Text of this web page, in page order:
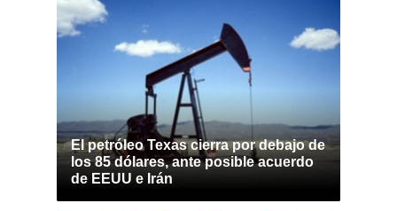
El petróleo Texas cierra por debajo de
los 85 dólares, ante posible acuerdo
de EEUU e Irán